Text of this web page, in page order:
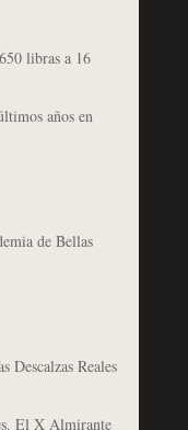
libras a 16
años en
de Bellas
Descalzas Reales
El X Almirante